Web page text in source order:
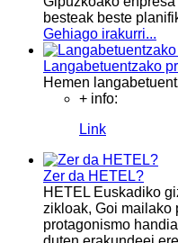
besteak beste
Gehiago irakurri...
Langabetuentzako
Hemen
+ info:
Link
Zer da HETEL?
HETEL Euskadiko
zikloak, Goi mailako
protagonismo